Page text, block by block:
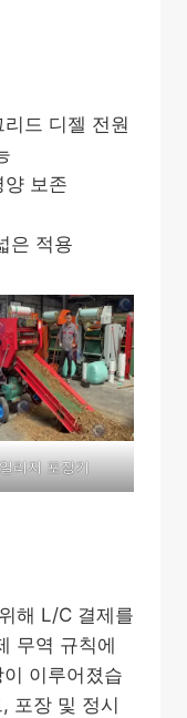
드 디젤 전원
보존
은 적용
리지 포장기
해 L/C 결제를
무역 규칙에
이루어졌습
포장 및 정시